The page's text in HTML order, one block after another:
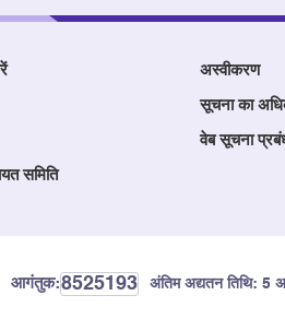
अस्वीकरण
सूचना का
वेब सूचना
समिति
आगंतुक:8525193 अंतिम अद्यतन तिथि: 5